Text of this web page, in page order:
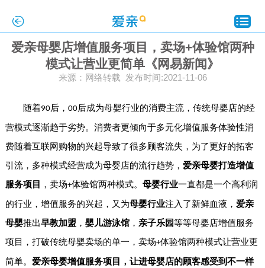
爱亲母婴店增值服务项目，卖场+体验馆两种
模式让营业更简单《网易新闻》
来源：网络转载 发布时间:2021-11-06
随着90后， 00后成为母婴行业的消费主流，传统母婴店的经
营模式逐渐趋于劣势。消费者更倾向于多元化增值服务体验性消
费随着互联网购物的兴起导致了很多顾客流失，为了更好的拓客
引流，多种模式经营成为母婴店的流行趋势， 爱亲母婴打造增值
服务项目
，卖场+体验馆两种模式。 母婴行业一直都是一个高利润
的行业，增值服务的兴起，又为母婴行业注入了新鲜血液， 爱亲
母婴推出早教加盟 ， 婴儿游泳馆， 亲子乐园等等母婴店增值服务
项目，打破传统母婴卖场的单一，卖场+体验馆两种模式让营业更
简单。 爱亲母婴增值服务项目，让进母婴店的顾客感受到不一样